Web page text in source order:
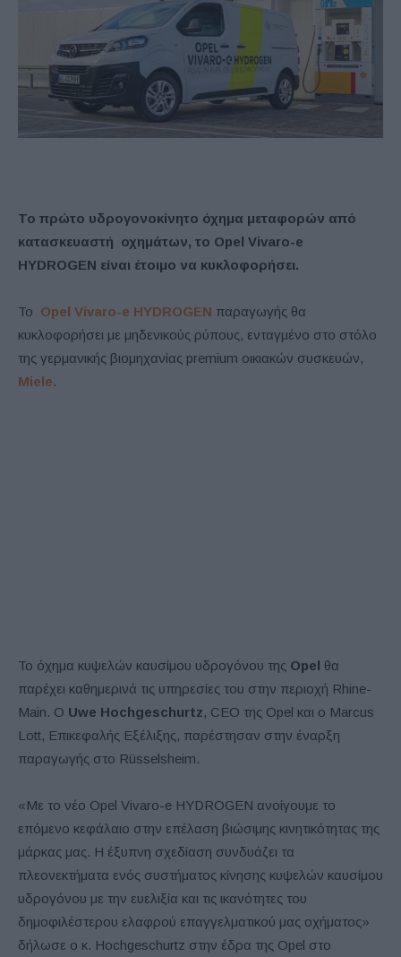
Το πρώτο υδρογονοκίνητο όχημα μεταφορών από
κατασκευαστή οχημάτων, το Opel Vivaro-e
HYDROGEN είναι έτοιμο να κυκλοφορήσει.
Το Opel Vivaro-e HYDROGEN παραγωγής θα
κυκλοφορήσει με μηδενικούς ρύπους, ενταγμένο στο στόλο
της γερμανικής βιομηχανίας premium οικιακών συσκευών,
Miele.
Το όχημα κυψελών καυσίμου υδρογόνου της Opel θα
παρέχει καθημερινά τις υπηρεσίες του στην περιοχή Rhine-
Main. Ο Uwe Hochgeschurtz, CEO της Opel και ο Marcus
Lott, Επικεφαλής Εξέλιξης, παρέστησαν στην έναρξη
παραγωγής στο Rüsselsheim.
«Με το νέο Opel Vivaro-e HYDROGEN ανοίγουμε το
επόμενο κεφάλαιο στην επέλαση βιώσιμης κινητικότητας της
μάρκας μας. Η έξυπνη σχεδίαση συνδυάζει τα
πλεονεκτήματα ενός συστήματος κίνησης κυψελών καυσίμου
υδρογόνου με την ευελιξία και τις ικανότητες του
δημοφιλέστερου ελαφρού επαγγελματικού μας οχήματος»
δήλωσε ο κ. Hochgeschurtz στην έδρα της Opel στο